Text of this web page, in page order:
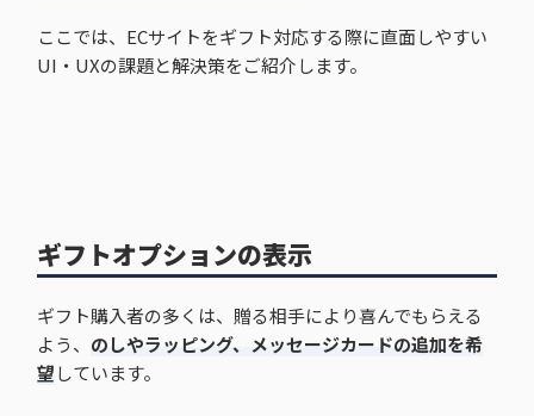
ここでは、ECサイトをギフト対応する際に直面しやすい
UI・UXの課題と解決策をご紹介します。
ギフトオプションの表示
ギフト購入者の多くは、贈る相手により喜んでもらえる
よう、 のしやラッピング、メッセージカードの追加を希
望しています。